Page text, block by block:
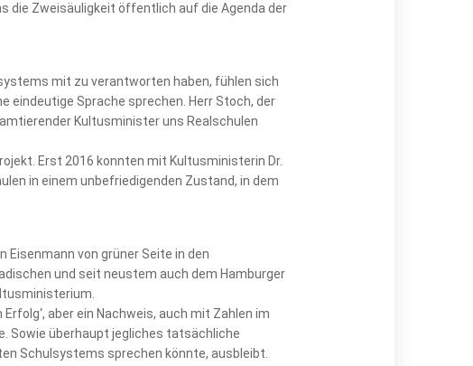
die Zweisäuligkeit öffentlich auf die Agenda der
mit zu verantworten haben, fühlen sich
eindeutige Sprache sprechen. Herr Stoch, der
Kultusminister uns Realschulen
Erst 2016 konnten mit Kultusministerin Dr.
in einem unbefriedigenden Zustand, in dem
von grüner Seite in den
und seit neustem auch dem Hamburger
aber ein Nachweis, auch mit Zahlen im
Sowie überhaupt jegliches tatsächliche
Schulsystems sprechen könnte, ausbleibt.